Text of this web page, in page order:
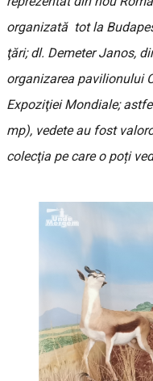
organizată tot la
ţări; dl. Demeter Janos,
organizarea pavilionului
Expoziţiei Mondiale;
mp), vedete au fost
colecţia pe care o poți